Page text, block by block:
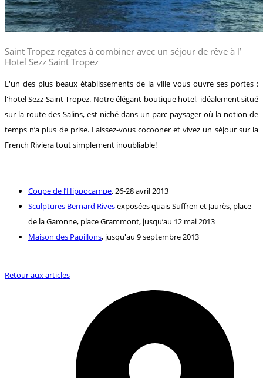
Saint Tropez regates à combiner avec un séjour de rêve à l’
Hotel Sezz Saint Tropez
L'un des plus beaux établissements de la ville vous ouvre ses portes :
l'hotel Sezz Saint Tropez. Notre élégant boutique hotel, idéalement situé
sur la route des Salins, est niché dans un parc paysager où la notion de
temps n’a plus de prise. Laissez-vous cocooner et vivez un séjour sur la
French Riviera tout simplement inoubliable!
Coupe de l’Hippocampe, 26-28 avril 2013
Sculptures Bernard Rivesexposées quais Suffren et Jaurès, place
de la Garonne, place Grammont, jusqu’au 12 mai 2013
Maison des Papillons, jusqu'au 9 septembre 2013
Retour aux articles